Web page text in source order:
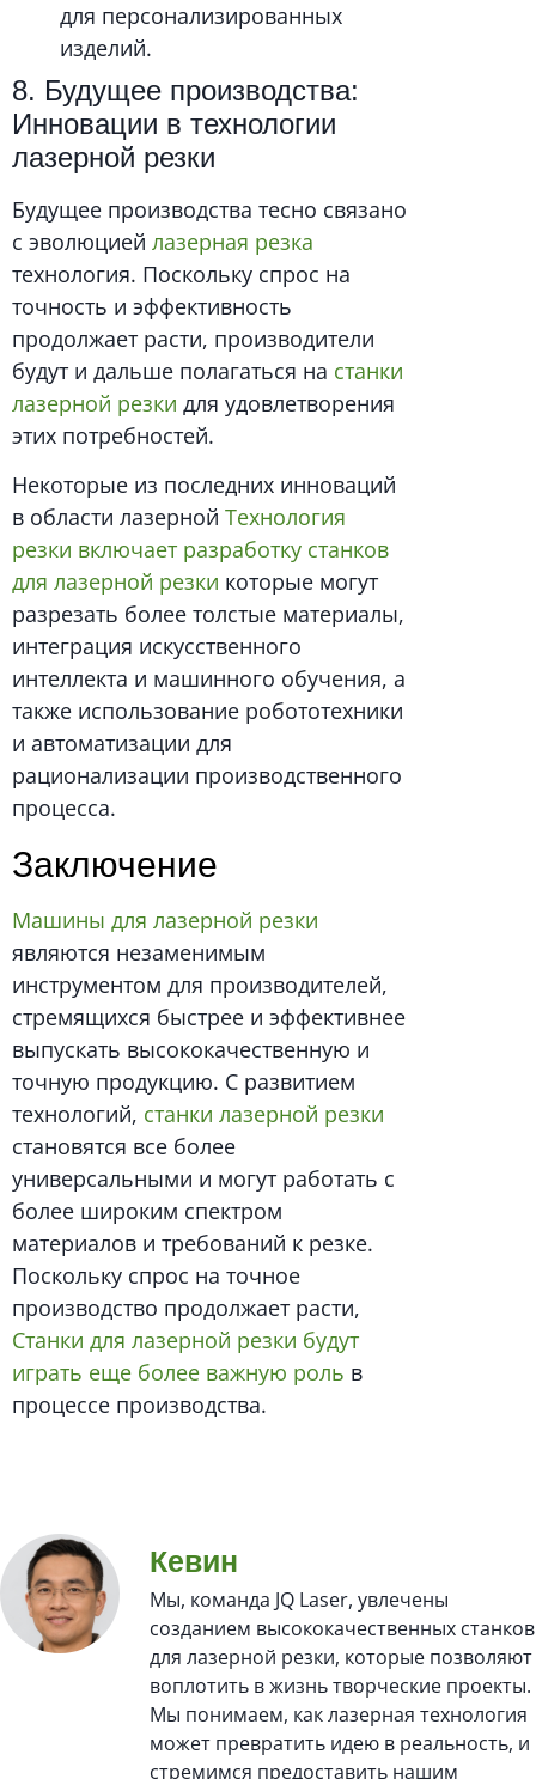
для персонализированных
изделий.
8. Будущее производства:
Инновации в технологии
лазерной резки
Будущее производства тесно связано
с эволюцией лазерная резка
технология. Поскольку спрос на
точность и эффективность
продолжает расти, производители
будут и дальше полагаться на станки
лазерной резки для удовлетворения
этих потребностей.
Некоторые из последних инноваций
в области лазерной Технология
резки включает разработку станков
для лазерной резки которые могут
разрезать более толстые материалы,
интеграция искусственного
интеллекта и машинного обучения, а
также использование робототехники
и автоматизации для
рационализации производственного
процесса.
Заключение
Машины для лазерной резки
являются незаменимым
инструментом для производителей,
стремящихся быстрее и эффективнее
выпускать высококачественную и
точную продукцию. С развитием
технологий, станки лазерной резки
становятся все более
универсальными и могут работать с
более широким спектром
материалов и требований к резке.
Поскольку спрос на точное
производство продолжает расти,
Станки для лазерной резки будут
играть еще более важную роль в
процессе производства.
Кевин
Мы, команда JQ Laser, увлечены
созданием высококачественных станков
для лазерной резки, которые позволяют
воплотить в жизнь творческие проекты.
Мы понимаем, как лазерная технология
может превратить идею в реальность, и
стремимся предоставить нашим